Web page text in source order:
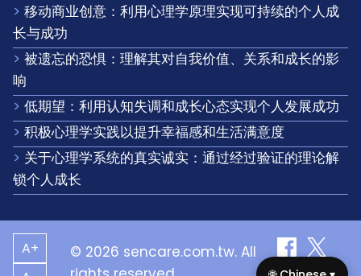
移动商业创意：利用心理学原理实现可持续的个人成
长与成功
被遗忘的恐惧：理解其对自我价值、关系和成长的影
响
低期望：利用认知失调和成长心态实现个人发展成功
积极心理学实践以提升幸福感和生活满意度
关于心理学系统的真实诚实：通过经过验证的理论解
锁个人成长
A+
© 2026 sencare.com.tw. All